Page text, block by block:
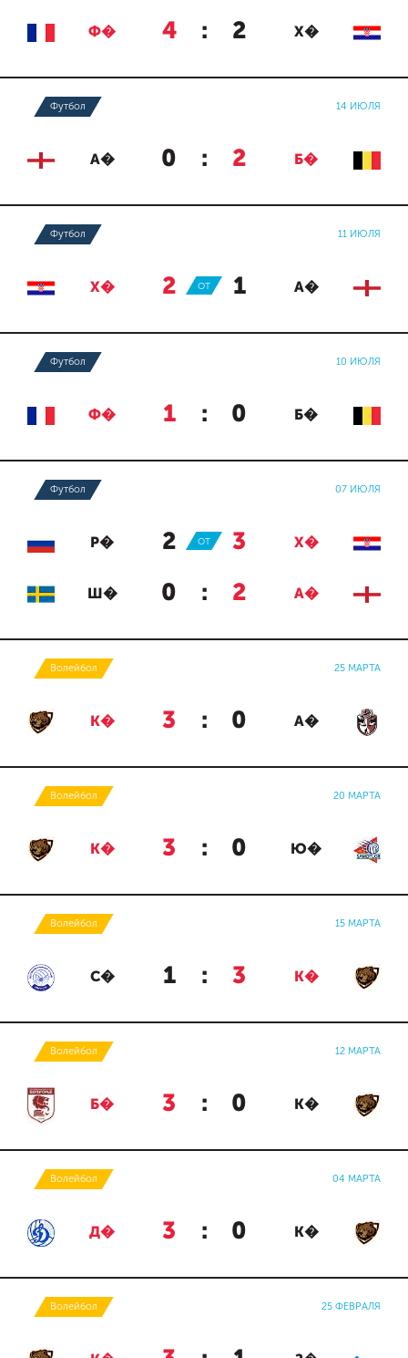
Ф� 4 : 2 Х�
Футбол 14 ИЮЛЯ
А� 0 : 2 Б�
Футбол 11 ИЮЛЯ
Х� 2 : 1 А�
ОТ
Футбол 10 ИЮЛЯ
Ф� 1 : 0 Б�
Футбол 07 ИЮЛЯ
Р� 2 : 3 Х�
ОТ
Ш� 0 : 2 А�
Волейбол 25 МАРТА
К� 3 : 0 А�
Волейбол 20 МАРТА
К� 3 : 0 Ю�
Волейбол 15 МАРТА
С� 1 : 3 К�
Волейбол 12 МАРТА
Б� 3 : 0 К�
Волейбол 04 МАРТА
Д� 3 : 0 К�
Волейбол 25 ФЕВРАЛЯ